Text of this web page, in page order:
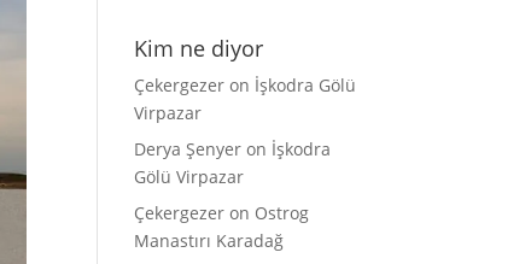
Kim ne diyor
Çekergezer on İşkodra Gölü
Virpazar
Derya Şenyer on İşkodra
Gölü Virpazar
Çekergezer on Ostrog
Manastırı Karadağ